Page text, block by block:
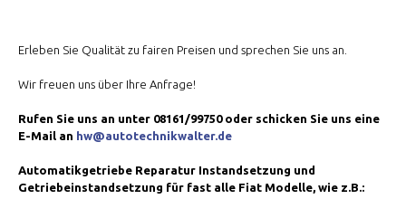
Erleben Sie Qualität zu fairen Preisen und sprechen Sie uns an.
Wir freuen uns über Ihre Anfrage!
Rufen Sie uns an unter 08161/99750 oder schicken Sie uns eine
E-Mail an hw@autotechnikwalter.de
Automatikgetriebe Reparatur Instandsetzung und
Getriebeinstandsetzung für fast alle Fiat Modelle, wie z.B.: